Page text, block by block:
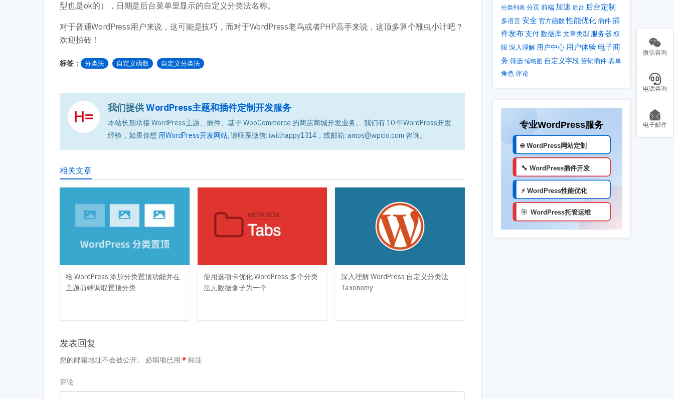
型也是ok的），日期是后台菜单里显示的自定义分类法名称。
对于普通WordPress用户来说，这可能是技巧，而对于WordPress老鸟或者PHP高手来说，这顶多算个雕虫小计吧？
欢迎拍砖！
标签： 分类法 自定义函数 自定义分类法
我们提供WordPress主题和插件定制开发服务
本站长期承接 WordPress主题、插件、基于 WooCommerce 的商店商城开发业务。 我们有 10 年WordPress开发
经验，如果你想 用WordPress开发网站, 请联系微信: iwillhappy1314，或邮箱: amos@wpcio.com 咨询。
相关文章
给 WordPress 添加分类置顶功能并在
主题前端调取置顶分类
使用选项卡优化 WordPress 多个分类
法元数据盒子为一个
深入理解 WordPress 自定义分类法
Taxonomy
发表回复
您的邮箱地址不会被公开。 必填项已用 * 标注
评论
分类列表 分页 前端 加速 后台 后台定制
多语言 安全 官方函数性能优化 插件 插
件发布支付数据库 文章类型 服务器 权
限 深入理解 用户中心 用户体验 电子商
务 筛选 缩略图 自定义字段 营销插件 表单
角色 评论
微信咨询
电话咨询
电子邮件